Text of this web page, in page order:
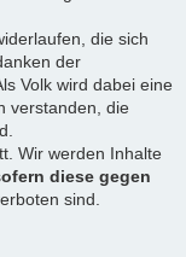
die sich
der
Volk wird dabei eine
verstanden, die
Wir werden Inhalte
ofern diese gegen
sind.